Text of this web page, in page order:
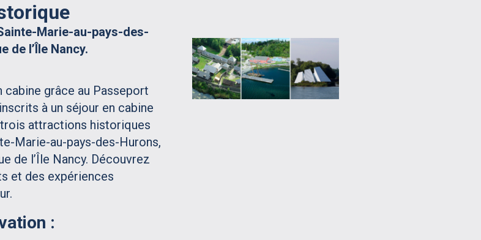
Marie-au-pays-des-
de l’Île Nancy.
grâce au Passeport
à un séjour en cabine
attractions historiques
Marie-au-pays-des-Hurons,
de l’Île Nancy. Découvrez
et des expériences
: